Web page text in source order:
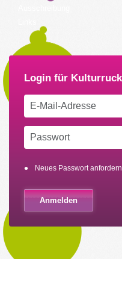
Neues Passwort anfordern